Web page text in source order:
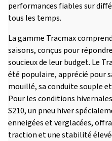
performances fiables sur
tous les temps.
La gamme Tracmax
saisons, conçus pour
soucieux de leur budget. Le
été populaire, apprécié pour
mouillé, sa conduite souple
Pour les conditions
S210, un pneu hiver
enneigées et verglacées,
traction et une stabilité